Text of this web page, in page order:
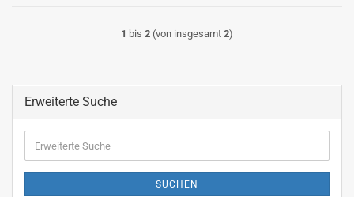
1 bis 2 (von insgesamt 2)
Erweiterte Suche
Suche
SUCHEN